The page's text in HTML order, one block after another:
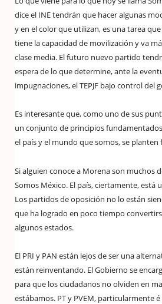
dice el INE tendrán que hacer algunas
y en el color que utilizan, es una tarea
tiene la capacidad de movilización y va
clase media. El futuro nuevo partido
espera de lo que determine, ante la
impugnaciones, el TEPJF bajo control del
Es interesante que, como uno de sus
un conjunto de principios
el país y el mundo que somos, se planten
Si alguien conoce a Morena son muchos
Somos México. El país, ciertamente, está
Los partidos de oposición no lo están
que ha logrado en poco tiempo
algunos estados.
El PRI y PAN están lejos de ser una
están reinventando. El Gobierno se
para que los ciudadanos no olviden en
estábamos. PT y PVEM, particularmente